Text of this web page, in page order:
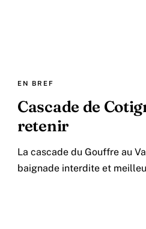
EN BREF
Cascade de
retenir
La cascade du Gouffre au
baignade interdite et